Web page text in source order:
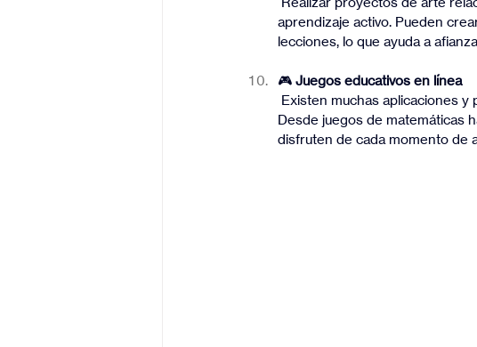
aprendizaje activo. Pueden
lecciones, lo que ayuda a
🎮 Juegos educativos en línea
Desde juegos de matemáticas
disfruten de cada momento de